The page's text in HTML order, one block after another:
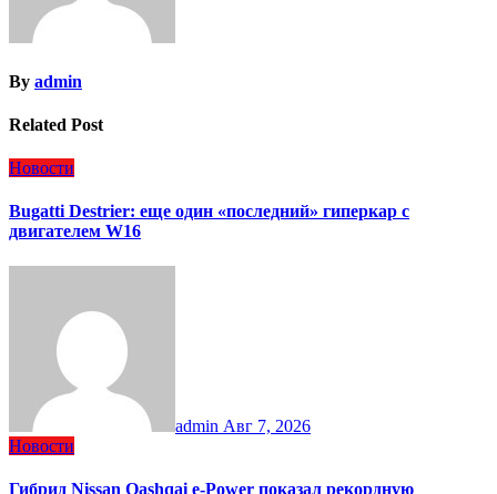
By admin
Related Post
Новости
Bugatti Destrier: еще один «последний» гиперкар с
двигателем W16
admin Авг 7, 2026
Новости
Гибрид Nissan Qashqai e-Power показал рекордную